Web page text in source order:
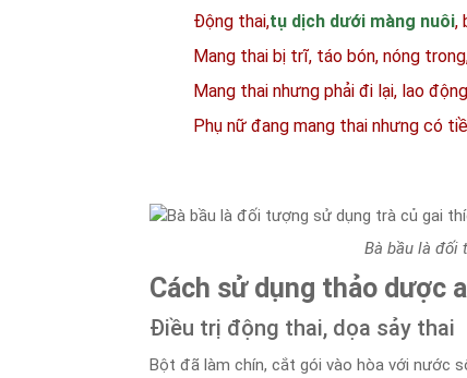
Động thai,tụ dịch dưới màng nuôi,
Mang thai bị trĩ, táo bón, nóng
Mang thai nhưng phải đi lại, lao
Phụ nữ đang mang thai nhưng có
Bà bầu là đối
Cách sử dụng thảo dược
Điều trị động thai, dọa sảy thai
Bột đã làm chín, cắt gói vào hòa với nước